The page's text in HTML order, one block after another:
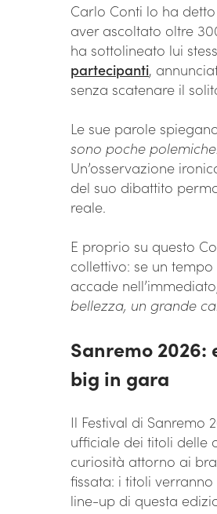
Carlo Conti lo ha
aver ascoltato oltre
ha sottolineato lui
partecipanti,
senza scatenare il
Le sue parole
sono poche
Un’osservazione
del suo dibattito
reale.
E proprio su questo
collettivo: se un
accade
bellezza, un grande
Sanremo
big in gara
Il Festival di Sanremo
ufficiale dei titoli delle
curiosità attorno ai
fissata: i titoli
line-up di questa